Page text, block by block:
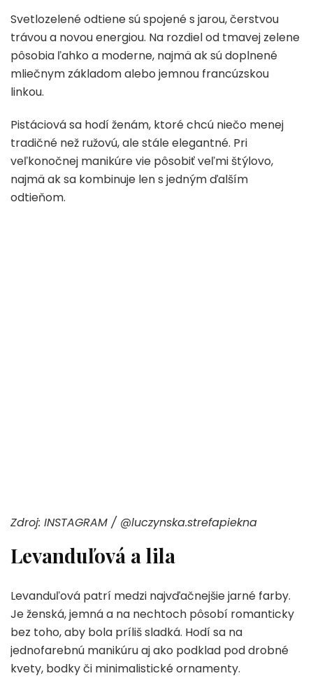
Svetlozelené odtiene sú spojené s jarou, čerstvou
trávou a novou energiou. Na rozdiel od tmavej zelene
pôsobia ľahko a moderne, najmä ak sú doplnené
mliečnym základom alebo jemnou francúzskou
linkou.
Pistáciová sa hodí ženám, ktoré chcú niečo menej
tradičné než ružovú, ale stále elegantné. Pri
veľkonočnej manikúre vie pôsobiť veľmi štýlovo,
najmä ak sa kombinuje len s jedným ďalším
odtieňom.
Zdroj: INSTAGRAM / @luczynska.strefapiekna
Levanduľová a lila
Levanduľová patrí medzi najvďačnejšie jarné farby.
Je ženská, jemná a na nechtoch pôsobí romanticky
bez toho, aby bola príliš sladká. Hodí sa na
jednofarebnú manikúru aj ako podklad pod drobné
kvety, bodky či minimalistické ornamenty.